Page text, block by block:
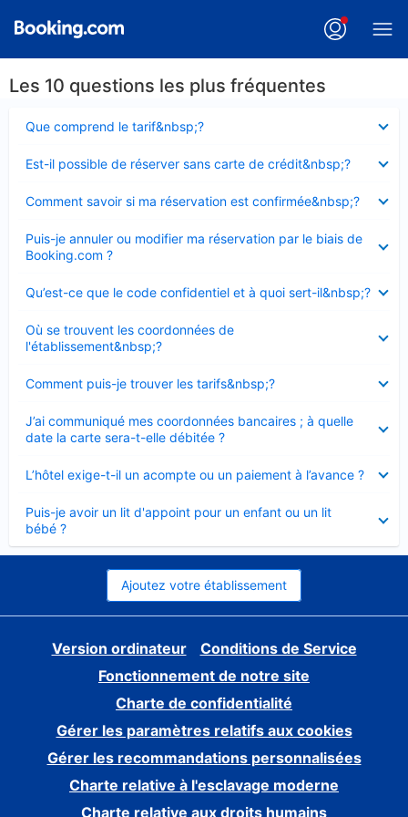
Les 10 questions les plus fréquentes
Que comprend le tarif&nbsp;?
fermé
Est-il possible de réserver sans carte de crédit&nbsp;?
fermé
Comment savoir si ma réservation est confirmée&nbsp;?
fermé
Puis-je annuler ou modifier ma réservation par le biais de
Booking.com ?
fermé
Qu’est-ce que le code confidentiel et à quoi sert-il&nbsp;?
fermé
Où se trouvent les coordonnées de
l'établissement&nbsp;?
fermé
Comment puis-je trouver les tarifs&nbsp;?
fermé
J’ai communiqué mes coordonnées bancaires ; à quelle
date la carte sera-t-elle débitée ?
fermé
L’hôtel exige-t-il un acompte ou un paiement à l’avance ?
fermé
Puis-je avoir un lit d'appoint pour un enfant ou un lit
bébé ?
fermé
Ajoutez votre établissement
Version ordinateur
Conditions de Service
Fonctionnement de notre site
Charte de confidentialité
Gérer les paramètres relatifs aux cookies
Gérer les recommandations personnalisées
Charte relative à l'esclavage moderne
Charte relative aux droits humains